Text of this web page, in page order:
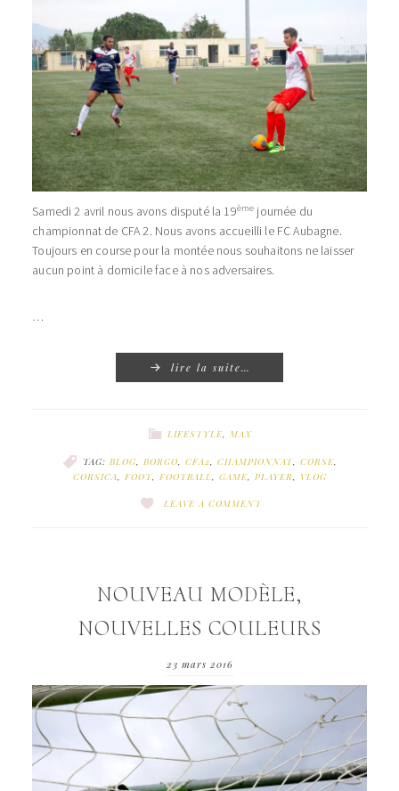
Samedi 2 avril nous avons disputé la 19ème journée du
championnat de CFA 2. Nous avons accueilli le FC Aubagne.
Toujours en course pour la montée nous souhaitons ne laisser
aucun point à domicile face à nos adversaires.
…
lire la suite…
LIFESTYLE MAX
TAG: BLOG, BORGO CFA2 CHAMPIONNAT, CORSE,
CORSICA
FOOT, FOOTBALL GAME, PLAYER VLOG
LEAVE A COMMENT
NOUVEAU MODÈLE,
NOUVELLES COULEURS
23 mars 2016